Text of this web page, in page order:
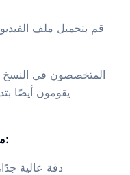
قم بتحميل ملف
المتخصصون في النسخ
يقومون أيضًا
مزايا المتخصصين في النسخ البشري:
دقة عالية